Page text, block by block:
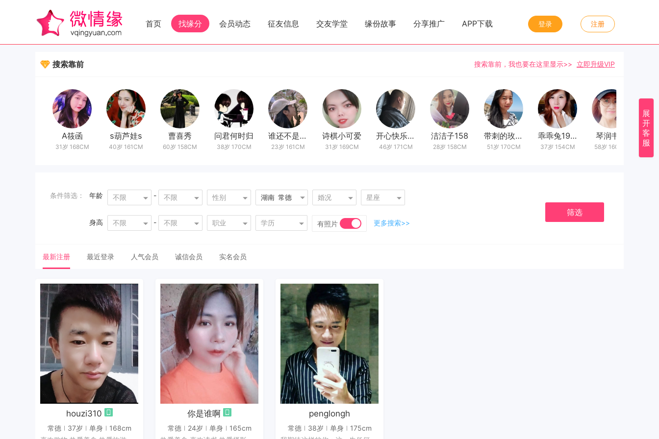
首页 找缘分 会员动态 征友信息 交友学堂 缘份故事 分享推广 APP下载 登录 注册
搜索靠前 搜索靠前，我也要在这里显示>> 立即升级VIP
A筱函
31岁 168CM
s葫芦娃s
40岁 161CM
曹喜秀
60岁 158CM
问君何时归
38岁 170CM
谁还不是小可爱
23岁 161CM
诗棋小可爱
31岁 169CM
开心快乐t762
46岁 171CM
洁洁子158
28岁 158CM
带刺的玫瑰丶
51岁 170CM
乖乖兔1988
37岁 154CM
琴润书香
58岁 160CM 24岁
条件筛选： 年龄 不限 - 不限 性别 湖南 常德 婚况 星座
身高 不限 - 不限 职业 学历 有照片 更多搜索>>
筛选
最新注册 最近登录 人气会员 诚信会员 实名会员
发私信
houzi310
常德 37岁 单身
168cm
发私信
你是谁啊
常德 24岁 单身
165cm
发私信
penglongh
常德 38岁 单身
175cm
展
开
客
服